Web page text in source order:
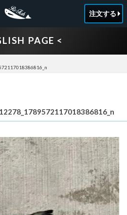
注文する
PAGE <